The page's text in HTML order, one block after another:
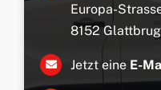
Europa-
8152
Jetzt eine E-